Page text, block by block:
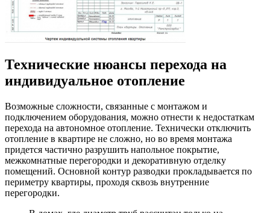
Технические нюансы перехода на
индивидуальное отопление
Возможные сложности, связанные с монтажом и
подключением оборудования, можно отнести к недостаткам
перехода на автономное отопление. Технически отключить
отопление в квартире не сложно, но во время монтажа
придется частично разрушить напольное покрытие,
межкомнатные перегородки и декоративную отделку
помещений. Основной контур разводки прокладывается по
периметру квартиры, проходя сквозь внутренние
перегородки.